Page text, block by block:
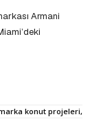
Armani
konut projeleri,